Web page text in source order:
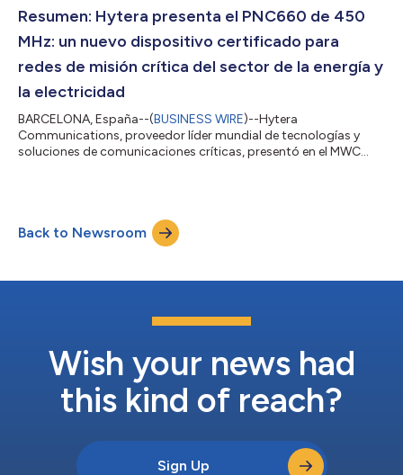
cobertura de las redes de radio tradicionales, lo que permite
operaciones más seguras...
Resumen: Hytera presenta el PNC660 de 450
MHz: un nuevo dispositivo certificado para
redes de misión crítica del sector de la energía y
la electricidad
BARCELONA, España--(BUSINESS WIRE)--Hytera
Communications, proveedor líder mundial de tecnologías y
soluciones de comunicaciones críticas, presentó en el MWC
banda ancha con seguridad multicapa, el PNC660 450 MHz
permite mantener comunicaciones fiables en amplias áreas
operativas, además de dar respuesta a las camb...
Back to Newsroom
Wish your news had
this kind of reach?
Sign Up